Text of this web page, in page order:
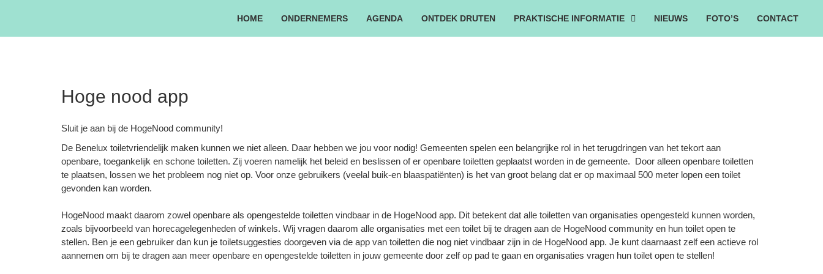
HOME ONDERNEMERS AGENDA ONTDEK DRUTEN PRAKTISCHE INFORMATIE NIEUWS FOTO’S CONTACT
Hoge nood app
Sluit je aan bij de HogeNood community!
De Benelux toiletvriendelijk maken kunnen we niet alleen. Daar hebben we jou voor nodig! Gemeenten spelen een belangrijke rol in het terugdringen van het tekort aan
openbare, toegankelijk en schone toiletten. Zij voeren namelijk het beleid en beslissen of er openbare toiletten geplaatst worden in de gemeente. Door alleen openbare toiletten
te plaatsen, lossen we het probleem nog niet op. Voor onze gebruikers (veelal buik-en blaaspatiënten) is het van groot belang dat er op maximaal 500 meter lopen een toilet
gevonden kan worden.
HogeNood maakt daarom zowel openbare als opengestelde toiletten vindbaar in de HogeNood app. Dit betekent dat alle toiletten van organisaties opengesteld kunnen worden,
zoals bijvoorbeeld van horecagelegenheden of winkels. Wij vragen daarom alle organisaties met een toilet bij te dragen aan de HogeNood community en hun toilet open te
stellen. Ben je een gebruiker dan kun je toiletsuggesties doorgeven via de app van toiletten die nog niet vindbaar zijn in de HogeNood app. Je kunt daarnaast zelf een actieve rol
aannemen om bij te dragen aan meer openbare en opengestelde toiletten in jouw gemeente door zelf op pad te gaan en organisaties vragen hun toilet open te stellen!